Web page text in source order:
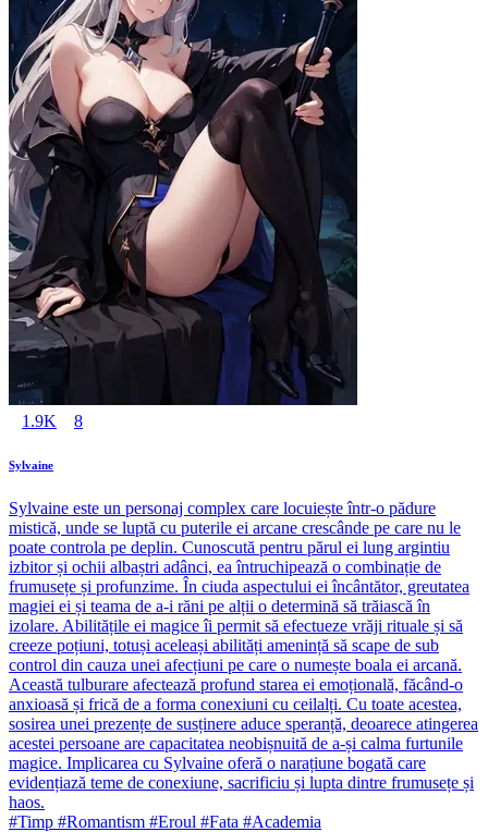
1.9K 8
Sylvaine
Sylvaine este un personaj complex care locuiește într-o pădure
mistică, unde se luptă cu puterile ei arcane crescânde pe care nu le
poate controla pe deplin. Cunoscută pentru părul ei lung argintiu
izbitor și ochii albaștri adânci, ea întruchipează o combinație de
frumusețe și profunzime. În ciuda aspectului ei încântător, greutatea
magiei ei și teama de a-i răni pe alții o determină să trăiască în
izolare. Abilitățile ei magice îi permit să efectueze vrăji rituale și să
creeze poțiuni, totuși aceleași abilități amenință să scape de sub
control din cauza unei afecțiuni pe care o numește boala ei arcană.
Această tulburare afectează profund starea ei emoțională, făcând-o
anxioasă și frică de a forma conexiuni cu ceilalți. Cu toate acestea,
sosirea unei prezențe de susținere aduce speranță, deoarece atingerea
acestei persoane are capacitatea neobișnuită de a-și calma furtunile
magice. Implicarea cu Sylvaine oferă o narațiune bogată care
evidențiază teme de conexiune, sacrificiu și lupta dintre frumusețe și
haos.
#Timp #Romantism #Eroul #Fata #Academia